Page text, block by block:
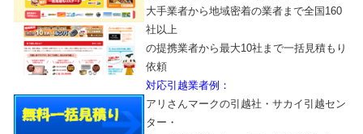
大手業者から地域密着の業者まで全国160
社以上
の提携業者から最大10社まで一括見積もり
依頼
対応引越業者例：
アリさんマークの引越社・サカイ引越セン
ター・